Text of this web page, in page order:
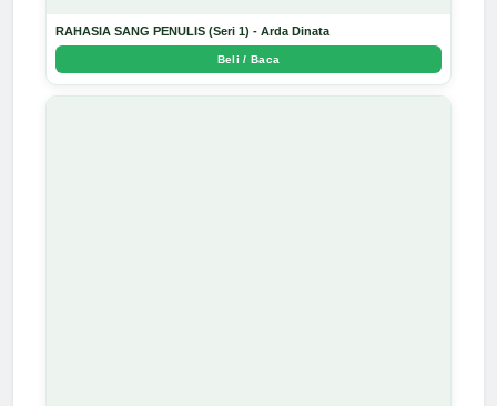
RAHASIA SANG PENULIS (Seri 1) - Arda Dinata
Beli / Baca